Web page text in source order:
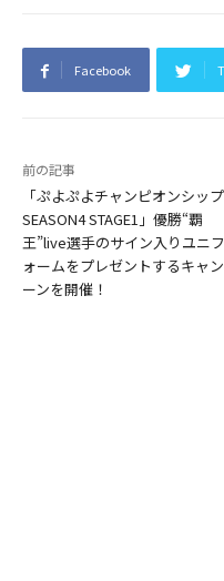
Facebook
前の記事
「ぷよぷよチャンピオンシップ
SEASON4 STAGE1」優勝“覇
王”live選手のサイン入りユニフ
ォームをプレゼントするキャ
ーンを開催！